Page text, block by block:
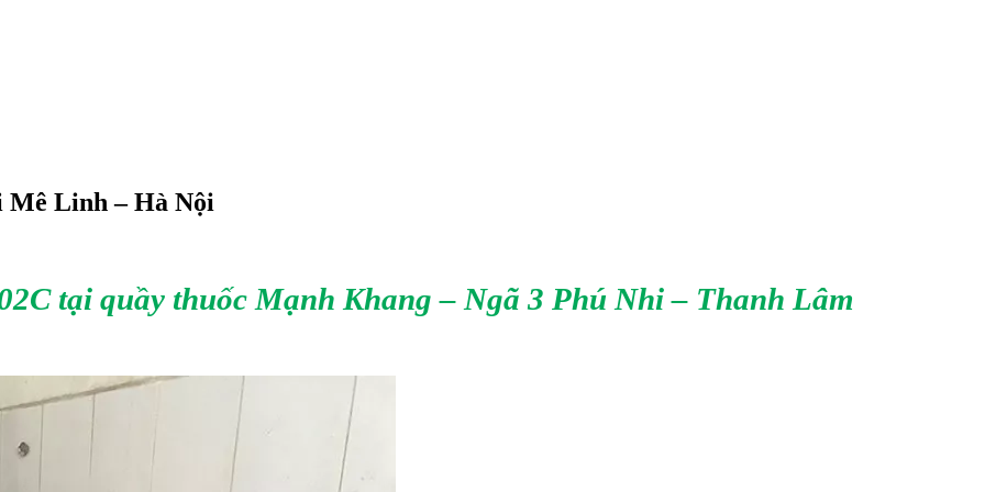
Mê Linh – Hà Nội
tại quầy thuốc Mạnh Khang – Ngã 3 Phú Nhi – Thanh Lâm